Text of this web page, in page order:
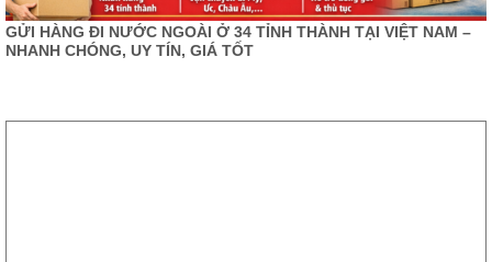
GỬI HÀNG ĐI NƯỚC NGOÀI Ở 34 TỈNH THÀNH TẠI VIỆT NAM –
NHANH CHÓNG, UY TÍN, GIÁ TỐT